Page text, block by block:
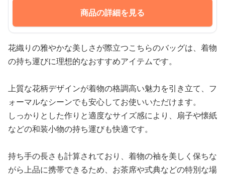
商品の詳細を見る
花織りの雅やかな美しさが際立つこちらのバッグは、着物
の持ち運びに理想的なおすすめアイテムです。
上質な花柄デザインが着物の格調高い魅力を引き立て、フ
ォーマルなシーンでも安心してお使いいただけます。
しっかりとした作りと適度なサイズ感により、扇子や懐紙
などの和装小物の持ち運びも快適です。
持ち手の長さも計算されており、着物の袖を美しく保ちな
がら上品に携帯できるため、お茶席や式典などの特別な場